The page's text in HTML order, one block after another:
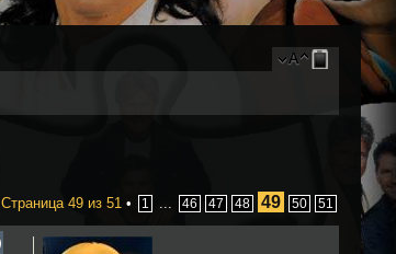
Страница 49 из 51 • 1 46 47 48 49 50 51